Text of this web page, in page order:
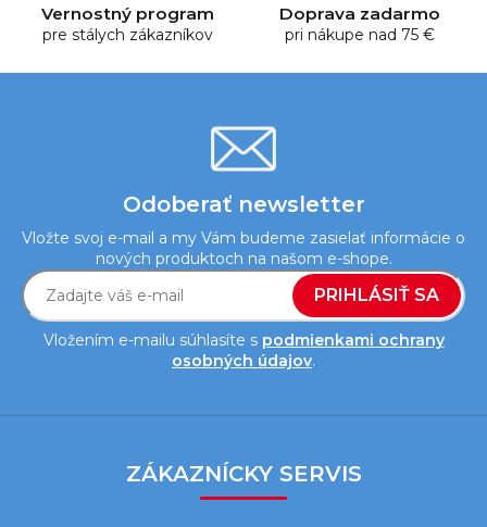
s
u
Vernostný program
pre stálych zákazníkov
Doprava zadarmo
pri nákupe nad 75 €
Odoberať newsletter
Vložte svoj e-mail a my Vám budeme zasielať informácie o
nových produktoch na našom e-shope.
Vložením e-mailu súhlasíte s podmienkami ochrany
osobných údajov.
PRIHLÁSIŤ SA
ZÁKAZNÍCKY SERVIS